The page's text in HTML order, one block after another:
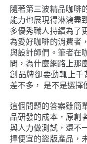
隨著第三波精品咖啡
能力也展現得淋漓盡
多優秀職人持續為了
為愛好咖啡的消費者
與設計師們。筆者在
問，為什麼網路上那
創品牌卻要動輒上千
差不多， 是不是選擇
這個問題的答案雖簡
品研發的成本，原創
與人力做測試，還不
擇便宜的盜版產品，